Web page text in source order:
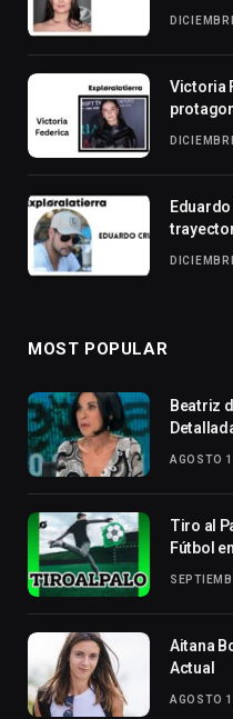
Victoria
MOST POPULAR
Beatriz
AGOSTO
Tiro al
Fútbol
Aitana
Actual
AGOSTO